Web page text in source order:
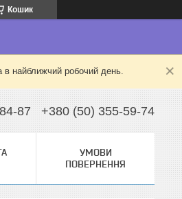
Кошик
в найближчий робочий день.
87 +380 (50) 355-59-74
УМОВИ
ПОВЕРНЕННЯ